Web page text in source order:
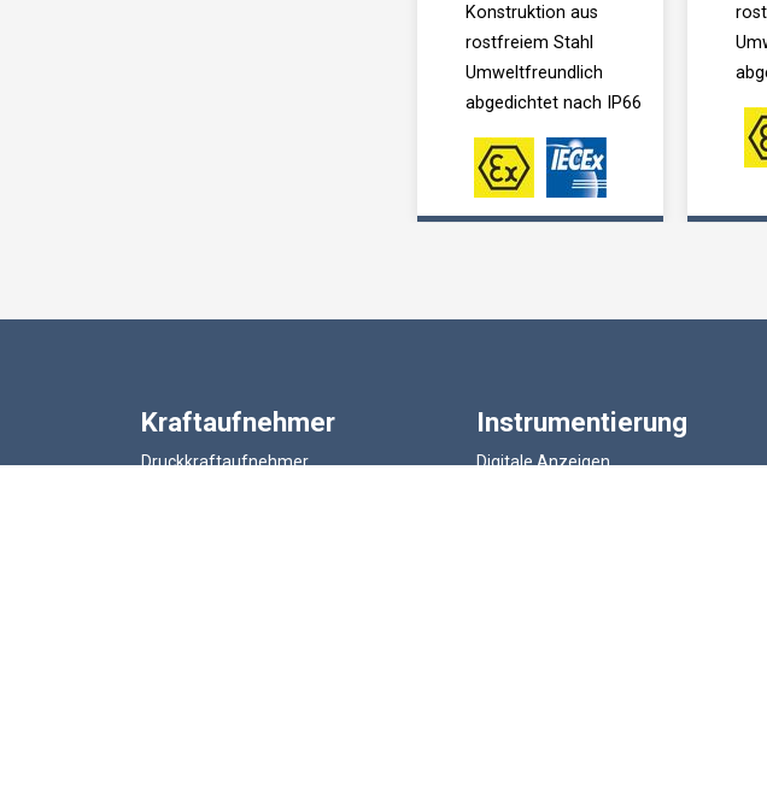
Konstruktion aus
rostfreiem Stahl
Umweltfreundlich
abgedichtet nach IP66
Kraftaufnehmer
Druckkraftaufnehmer
Instrumentierung
Digitale Anzeigen